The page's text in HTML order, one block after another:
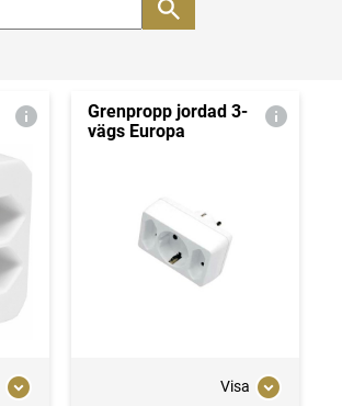
Grenpropp jordad 3-
vägs Europa
Visa